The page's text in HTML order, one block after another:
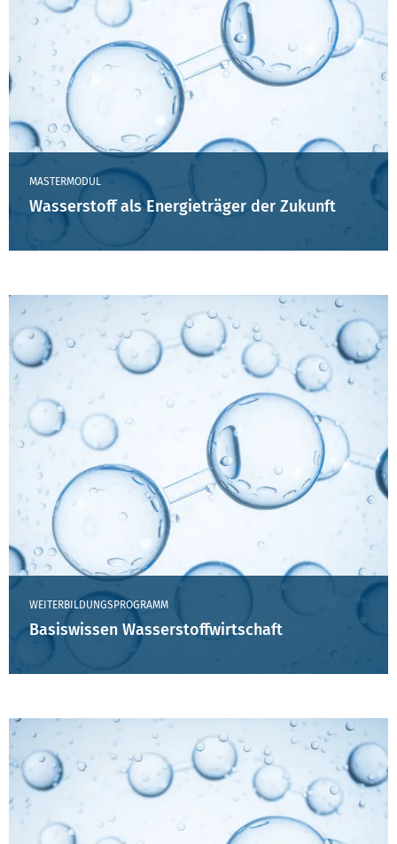
MASTERMODUL
Wasserstoff als Energieträger der Zukunft
WEITERBILDUNGSPROGRAMM
Basiswissen Wasserstoffwirtschaft